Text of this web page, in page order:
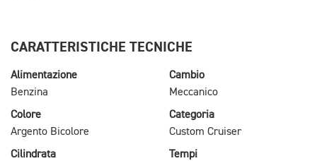
CARATTERISTICHE TECNICHE
Alimentazione
Benzina
Cambio
Meccanico
Colore
Argento Bicolore
Categoria
Custom Cruiser
Cilindrata
Tempi